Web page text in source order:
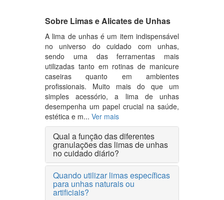
Sobre Limas e Alicates de Unhas
A lima de unhas é um item indispensável
no universo do cuidado com unhas,
sendo uma das ferramentas mais
utilizadas tanto em rotinas de manicure
caseiras quanto em ambientes
profissionais. Muito mais do que um
simples acessório, a lima de unhas
desempenha um papel crucial na saúde,
estética e m... Ver mais
Qual a função das diferentes
granulações das limas de unhas
no cuidado diário?
Quando utilizar limas específicas
para unhas naturais ou
artificiais?